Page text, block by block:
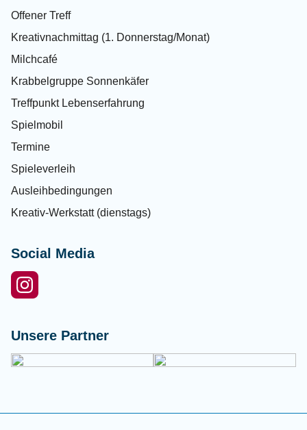
Offener Treff
Kreativnachmittag (1. Donnerstag/Monat)
Milchcafé
Krabbelgruppe Sonnenkäfer
Treffpunkt Lebenserfahrung
Spielmobil
Termine
Spieleverleih
Ausleihbedingungen
Kreativ-Werkstatt (dienstags)
Social Media
Unsere Partner